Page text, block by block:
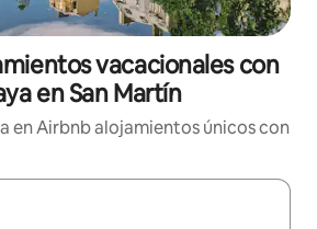
vacacionales con
en San Martín
en Airbnb alojamientos únicos con
estén disponibles, podrás navegar